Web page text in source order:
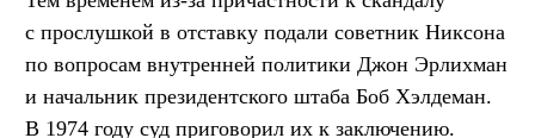
с прослушкой в отставку подали советник Никсона
по вопросам внутренней политики Джон Эрлихман
и начальник президентского штаба Боб Хэлдеман.
В 1974 году суд приговорил их к заключению.